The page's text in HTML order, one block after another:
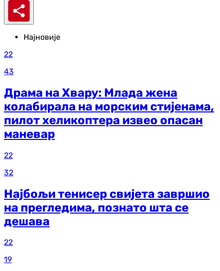
Најновије
22
43
Драма на Хвару: Млада жена
колабирала на морским стијенама,
пилот хеликоптера извео опасан
маневар
22
32
Најбољи тенисер свијета завршио
на прегледима, познато шта се
дешава
22
19